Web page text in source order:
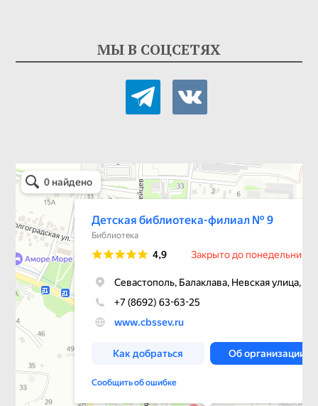
МЫ В СОЦСЕТЯХ
telegramvkontakte
Детская библиотека-филиал № 9
Библиотека в Севастополе